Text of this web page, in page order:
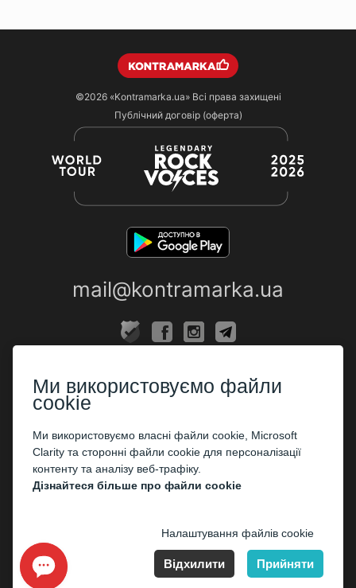
©2026 «Kontramarka.ua»Всі права захищені
Публічний договір (оферта)
mail@kontramarka.ua
Каси
ПАРТНЕРАМ
Організаторам
Корпоративним клієнтам
Ми використовуємо файли
cookie
Ми використовуємо власні файли cookie, Microsoft
Clarity та сторонні файли cookie для персоналізації
контенту та аналізу веб-трафіку.
Дізнайтеся більше про файли cookie
Налаштування файлів cookie
Відхилити Прийняти